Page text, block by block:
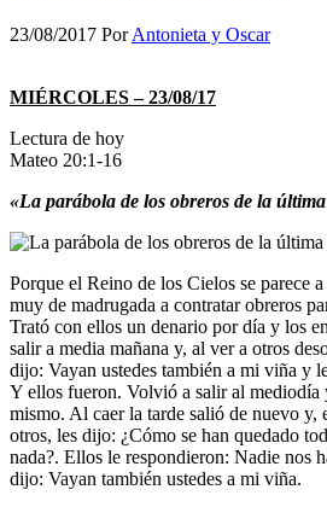
23/08/2017 PorAntonieta y Oscar
MIÉRCOLES – 23/08/17
Lectura de hoy
Mateo 20:1-16
«La parábola de los obreros de la
Porque el Reino de los Cielos se parece
muy de madrugada a contratar obreros
Trató con ellos un denario por día y los
salir a media mañana y, al ver a otros
dijo: Vayan ustedes también a mi viña y
Y ellos fueron. Volvió a salir al mediodía
mismo. Al caer la tarde salió de nuevo y,
otros, les dijo: ¿Cómo se han quedado
nada?. Ellos le respondieron: Nadie nos
dijo: Vayan también ustedes a mi viña.